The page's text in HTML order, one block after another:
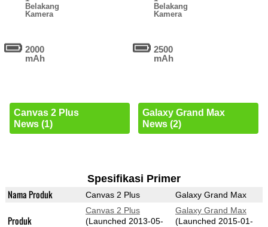
Belakang
Kamera
2000
mAh
Canvas 2 Plus
News (1)
Belakang
Kamera
2500
mAh
Galaxy Grand Max
News (2)
Spesifikasi Primer
Nama Produk Canvas 2 Plus Galaxy Grand Max
Produk
Canvas 2 Plus
(Launched 2013-05-
Galaxy Grand Max
(Launched 2015-01-